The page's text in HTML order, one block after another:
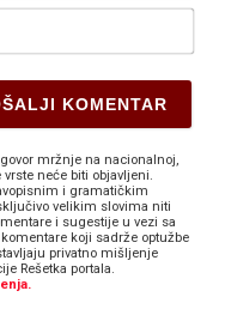
E-
mržnje na nacionalnoj,
neće biti objavljeni.
i gramatičkim
velikim slovima niti
i sugestije u vezi sa
koji sadrže optužbe
privatno mišljenje
Rešetka portala.